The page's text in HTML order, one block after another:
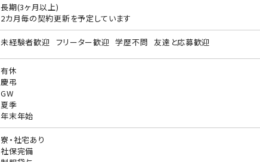
長期(3ヶ月以上)
2カ月毎の契約更新を予定しています
未経験者歓迎 フリーター歓迎 学歴不問 友達と応募歓迎
有休
慶弔
GW
夏季
年末年始
寮・社宅あり
社保完備